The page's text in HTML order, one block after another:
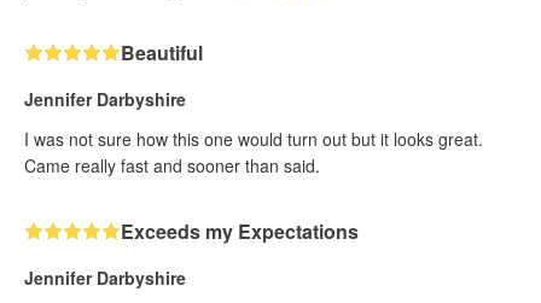
Beautiful
Jennifer Darbyshire
I was not sure how this one would turn out but it looks great.
Came really fast and sooner than said.
Exceeds my Expectations
Jennifer Darbyshire